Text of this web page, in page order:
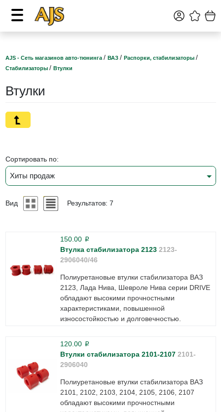
AJS - Сеть магазинов авто-тюнинга / ВАЗ / Распорки, стабилизаторы /
Стабилизаторы / Втулки
Втулки
Сортировать по:
Хиты продаж
Вид Результатов: 7
150.00 p
Втулка стабилизатора 2123 2123-
2906040/46
Полиуретановые втулки стабилизатора ВАЗ
2123, Лада Нива, Шевроле Нива серии DRIVE
обладают высокими прочностными
характеристиками, повышенной
износостойкостью и долговечностью.
120.00 p
Втулки стабилизатора 2101-2107 2101-
2906040
Полиуретановые втулки стабилизатора ВАЗ
2101, 2102, 2103, 2104, 2105, 2106, 2107
обладают высокими прочностными